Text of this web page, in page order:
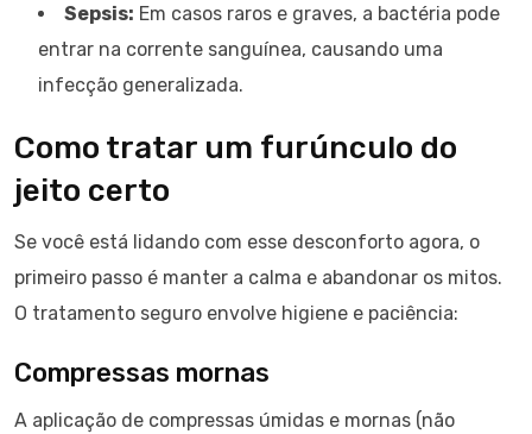
Sepsis: Em casos raros e graves, a bactéria pode
entrar na corrente sanguínea, causando uma
infecção generalizada.
Como tratar um furúnculo do
jeito certo
Se você está lidando com esse desconforto agora, o
primeiro passo é manter a calma e abandonar os mitos.
O tratamento seguro envolve higiene e paciência:
Compressas mornas
A aplicação de compressas úmidas e mornas (não